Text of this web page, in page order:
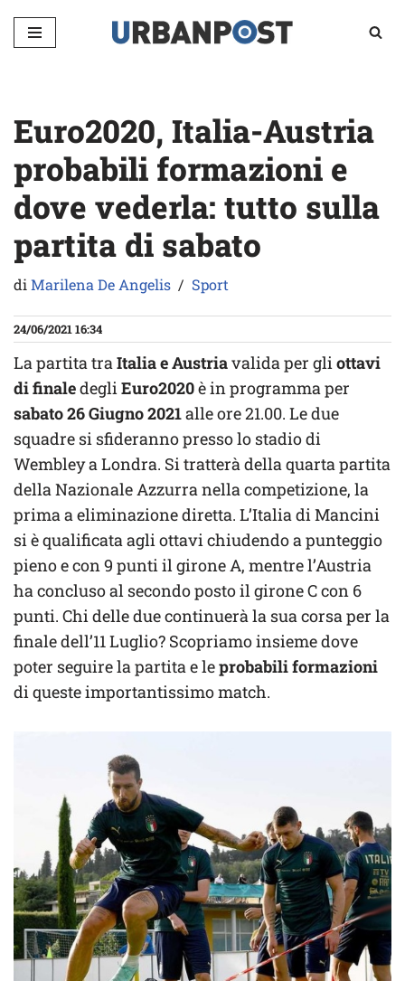
Vai
Euro2020, Italia-Austria
probabili formazioni e
dove vederla: tutto sulla
partita di sabato
diMarilena De Angelis Sport
24/06/2021 16:34
La partita traItalia e Austriavalida per gliottavi
di finaledegliEuro2020è in programma per
sabato 26 Giugno 2021alle ore 21.00. Le due
squadre si sfideranno presso lo stadio di
Wembley a Londra. Si tratterà della quarta partita
della Nazionale Azzurra nella competizione, la
prima a eliminazione diretta. L’Italia di Mancini
si è qualificata agli ottavi chiudendo a punteggio
pieno e con 9 punti il girone A, mentre l’Austria
ha concluso al secondo posto il girone C con 6
punti. Chi delle due continuerà la sua corsa per la
finale dell’11 Luglio? Scopriamo insieme dove
poter seguire la partita e leprobabili formazioni
di queste importantissimo match.